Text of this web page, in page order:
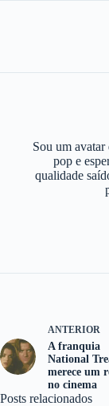
Sou um
pop e
qualidade
ANTERIOR
A franquia
National
merece um
no cinema
Posts relacionados